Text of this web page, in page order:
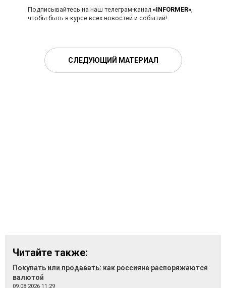
Подписывайтесь на наш телеграм-канал «INFORMER»,
чтобы быть в курсе всех новостей и событий!
СЛЕДУЮЩИЙ МАТЕРИАЛ
Читайте также:
Покупать или продавать: как россияне распоряжаются
валютой
09.08.2026 11:29